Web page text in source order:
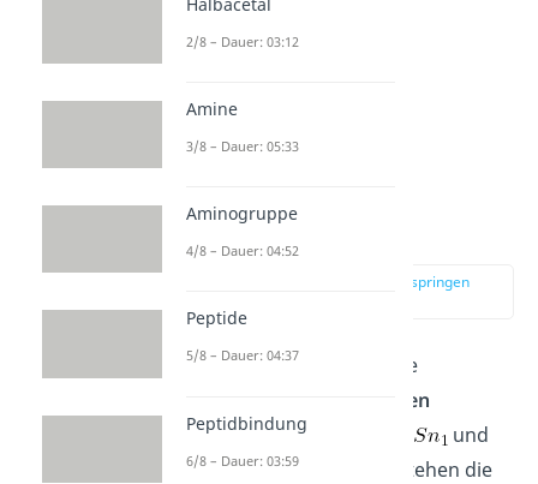
Substitution
Mechanismen
zur Stelle im Video springen
Allerdings gibt es mehrere
nucleophilen
Substitution, nämlich die
und
die
Reaktion. Dabei stehen die
2/8 – Dauer: 03:12
Amine
3/8 – Dauer: 05:33
Aminogruppe
4/8 – Dauer: 04:52
Peptide
5/8 – Dauer: 04:37
Peptidbindung
6/8 – Dauer: 03:59